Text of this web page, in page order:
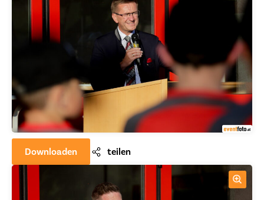
Downloaden teilen